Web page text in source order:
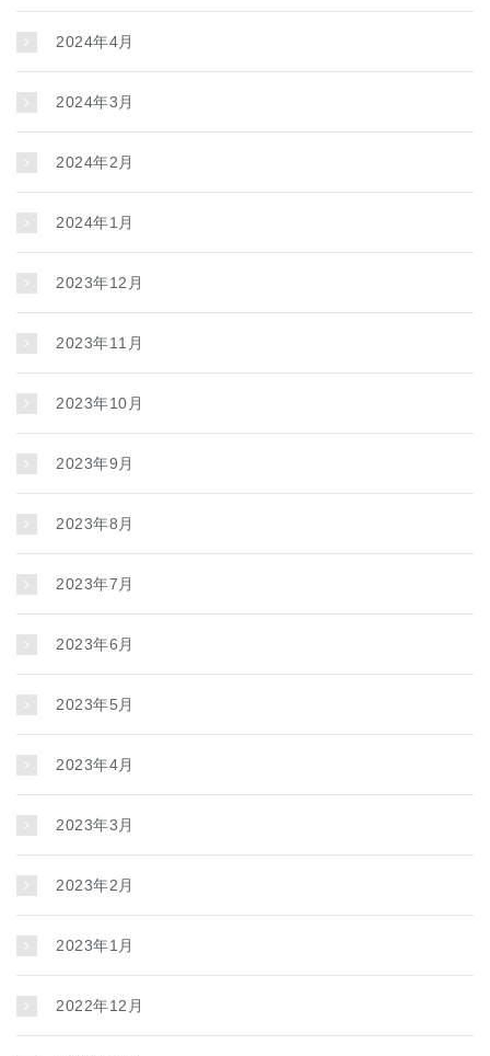
2024年4月
2024年3月
2024年2月
2024年1月
2023年12月
2023年11月
2023年10月
2023年9月
2023年8月
2023年7月
2023年6月
2023年5月
2023年4月
2023年3月
2023年2月
2023年1月
2022年12月